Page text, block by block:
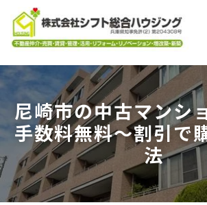
尼崎市の中古マンシ
手数料無料～割引で
法